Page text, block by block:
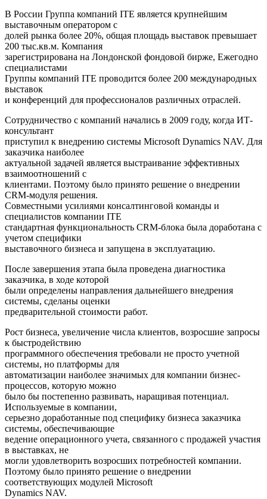
В России Группа компаний ITE является крупнейшим
выставочным оператором с
долей рынка более 20%, общая площадь выставок превышает
200 тыс.кв.м. Компания
зарегистрирована на Лондонской фондовой бирже, Ежегодно
специалистами
Группы компаний ITE проводится более 200 международных
выставок
и конференций для профессионалов различных отраслей.
Сотрудничество с компаний начались в 2009 году, когда ИТ-
консультант
приступил к внедрению системы Microsoft Dynamics NAV. Для
заказчика наиболее
актуальной задачей является выстраивание эффективных
взаимоотношений с
клиентами. Поэтому было принято решение о внедрении
CRM-модуля решения.
Совместными усилиями консалтинговой команды и
специалистов компании ITE
стандартная функциональность CRM-блока была доработана с
учетом специфики
выставочного бизнеса и запущена в эксплуатацию.
После завершения этапа была проведена диагностика
заказчика, в ходе которой
были определены направления дальнейшего внедрения
системы, сделаны оценки
предварительной стоимости работ.
Рост бизнеса, увеличение числа клиентов, возросшие запросы
к быстродействию
программного обеспечения требовали не просто учетной
системы, но платформы для
автоматизации наиболее значимых для компании бизнес-
процессов, которую можно
было бы постепенно развивать, наращивая потенциал.
Используемые в компании,
серьезно доработанные под специфику бизнеса заказчика
системы, обеспечивающие
ведение операционного учета, связанного с продажей участия
в выставках, не
могли удовлетворить возросших потребностей компании.
Поэтому было принято решение о внедрении
соответствующих модулей Microsoft
Dynamics NAV.